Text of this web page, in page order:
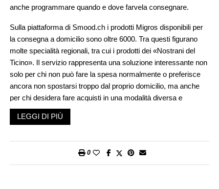
anche programmare quando e dove farvela consegnare.
Sulla piattaforma di Smood.ch i prodotti Migros disponibili per
la consegna a domicilio sono oltre 6000. Tra questi figurano
molte specialità regionali, tra cui i prodotti dei «Nostrani del
Ticino». Il servizio rappresenta una soluzione interessante non
solo per chi non può fare la spesa normalmente o preferisce
ancora non spostarsi troppo dal proprio domicilio, ma anche
per chi desidera fare acquisti in una modalità diversa e
moderna. Le ordinazioni si possono effettuare sia sul sito
Smood.chsia nell’app Smood, scaricabile da App Store o
persino di creare liste della spesa per i prossimi ordini.
LEGGI DI PIÙ
0